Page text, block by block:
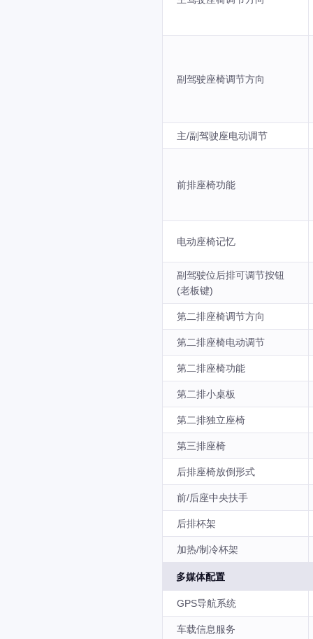
副驾驶座椅调节方向
主/副驾驶座电动调节
前排座椅功能
电动座椅记忆
副驾驶位后排可调节按钮
(老板键)
第二排座椅调节方向
第二排座椅电动调节
第二排座椅功能
第二排小桌板
第二排独立座椅
第三排座椅
后排座椅放倒形式
前/后座中央扶手
后排杯架
加热/制冷杯架
多媒体配置
GPS导航系统
车载信息服务